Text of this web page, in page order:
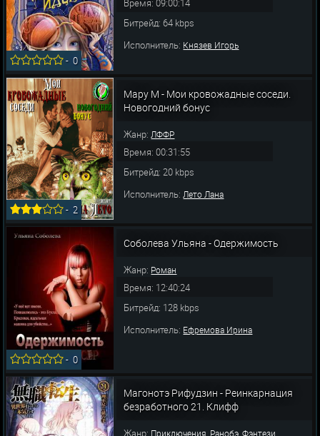
-0
Время: 09:00:14
Битрейд: 64 kbps
Исполнитель: Князев Игорь
-2
Мару М - Мои кровожадные соседи.
Новогодний бонус
Жанр:ЛФФР
Время: 00:31:55
Битрейд: 20 kbps
Исполнитель:Лето Лана
-0
Соболева Ульяна - Одержимость
Жанр: Роман
Время: 12:40:24
Битрейд: 128 kbps
Исполнитель: Ефремова Ирина
Магонотэ Рифудзин - Реинкарнация
безработного 21. Клифф
Жанр: Приключения Ранобэ ,Фэнтези